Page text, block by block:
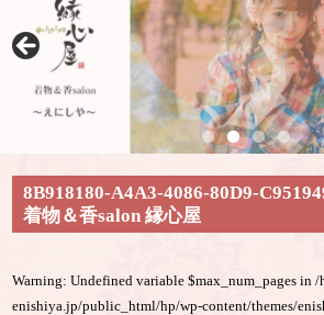
8B918180-A4A3-4086-80D9-
着物＆香salon 縁心屋
Warning: Undefined variable $max_num_pages in/
enishiya.jp/public_html/hp/wp-content/themes/